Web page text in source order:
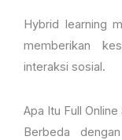
Hybrid learning
memberikan
interaksi sosial.
Apa Itu Full Online
Berbeda